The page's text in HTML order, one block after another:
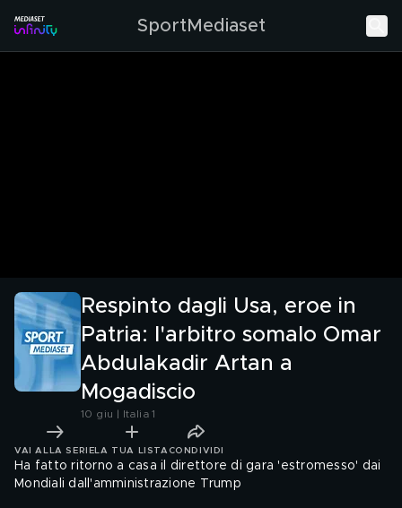
SportMediaset
Respinto dagli Usa, eroe in
Patria: l'arbitro somalo Omar
Abdulakadir Artan a
Mogadiscio
10 giu | Italia 1
VAI ALLA SERIE LA TUA LISTA CONDIVIDI
Ha fatto ritorno a casa il direttore di gara 'estromesso' dai
Mondiali dall'amministrazione Trump